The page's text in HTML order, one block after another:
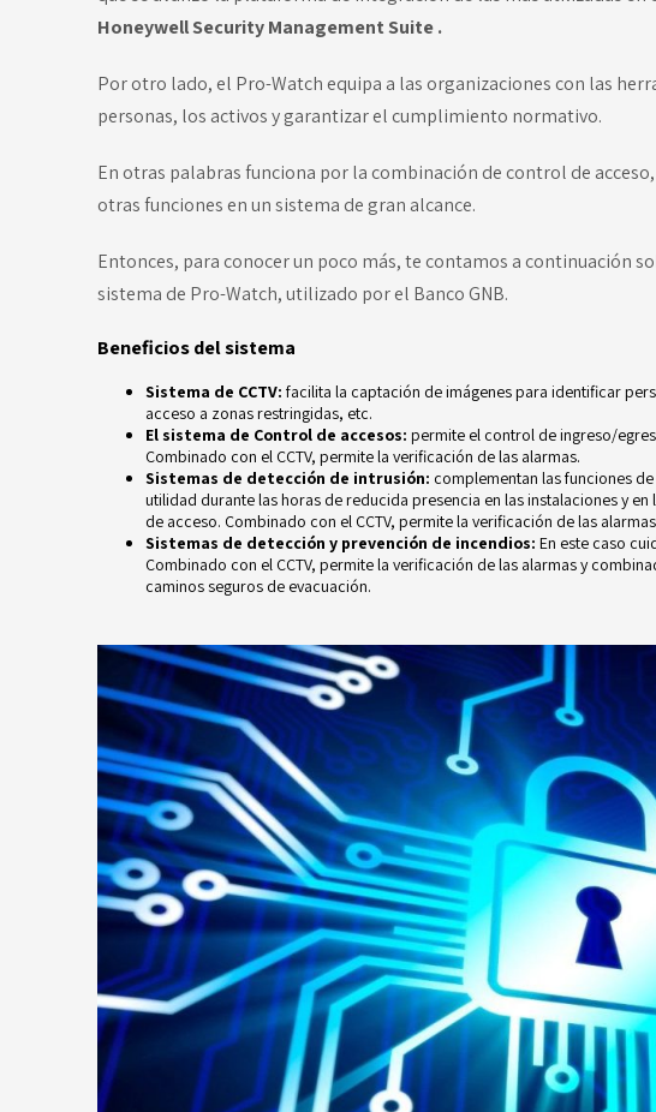
Honeywell Security Management Suite .
Por otro lado, el Pro-Watch equipa a las organizaciones con las
personas, los activos y garantizar el cumplimiento normativo.
En otras palabras funciona por la combinación de control de
otras funciones en un sistema de gran alcance.
Entonces, para conocer un poco más, te contamos a continuación
sistema de Pro-Watch, utilizado por el Banco GNB.
Beneficios del sistema
Sistema de CCTV: facilita la captación de imágenes para identificar
acceso a zonas restringidas, etc.
El sistema de Control de accesos: permite el control de ingreso/
Combinado con el CCTV, permite la verificación de las alarmas.
Sistemas de detección de intrusión: complementan las funciones
utilidad durante las horas de reducida presencia en las instalaciones y
de acceso. Combinado con el CCTV, permite la verificación de las
Sistemas de detección y prevención de incendios: En este caso
Combinado con el CCTV, permite la verificación de las alarmas y
caminos seguros de evacuación.